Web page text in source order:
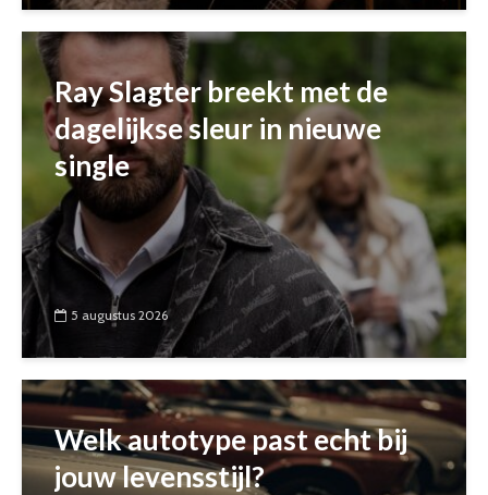
Ray Slagter breekt met de
dagelijkse sleur in nieuwe
single
5 augustus 2026
Welk autotype past echt bij
jouw levensstijl?